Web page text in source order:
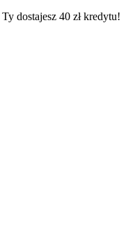
dostajesz 40 zł kredytu!